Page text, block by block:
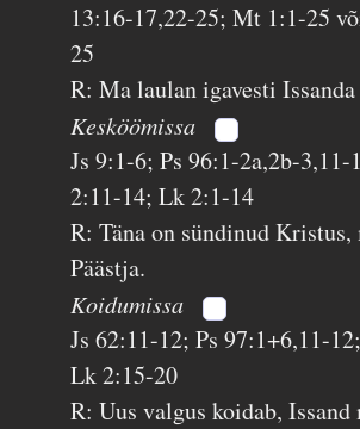
13:16-17,22-25; Mt 1:1-25
25
R: Ma laulan igavesti
Kesköömissa
Js 9:1-6; Ps 96:1-2a,2b-
2:11-14; Lk 2:1-14
R: Täna on sündinud Kristus,
Päästja.
Koidumissa
Js 62:11-12; Ps 97:1+6,11-
Lk 2:15-20
R: Uus valgus koidab,